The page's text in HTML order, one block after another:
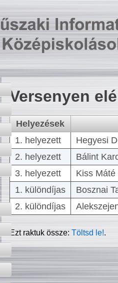
Versenyen
Helyezések
1. helyezett
Hegyesi
2. helyezett
Bálint
3. helyezett
Kiss
1. különdíjas
Bosznai
2. különdíjas
Ezt raktuk össze:Töltsd le!.